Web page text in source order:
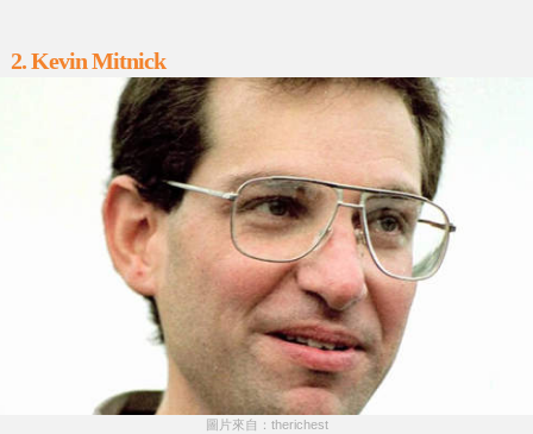
2. Kevin Mitnick
圖片來自：therichest